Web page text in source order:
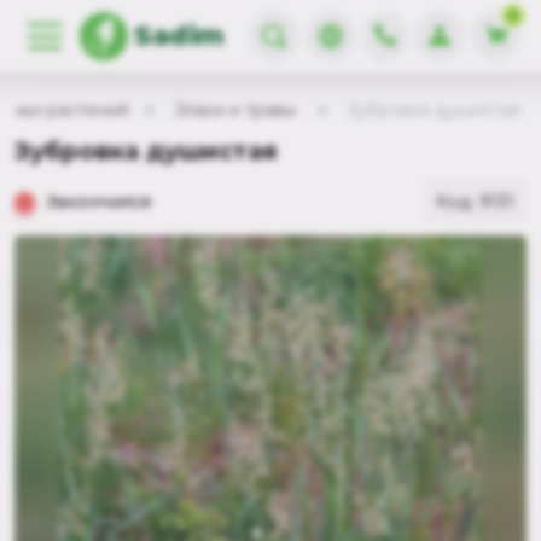
Sadim
0
растений Злаки и травы
Зубровка душистая
Закончился Код: 9131